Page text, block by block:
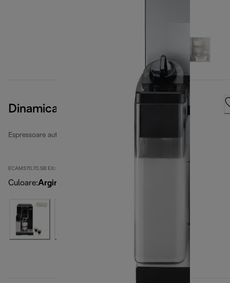
Dinamica Plus
Espressoare automate recondiționate
ECAM370.70.SB EX:4-second
Culoare:Argintiu